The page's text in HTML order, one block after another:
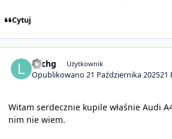
Cytuj
Lechg Użytkownik
Opublikowano21 Października 202521
Witam serdecznie kupile właśnie Audi
nim nie wiem.